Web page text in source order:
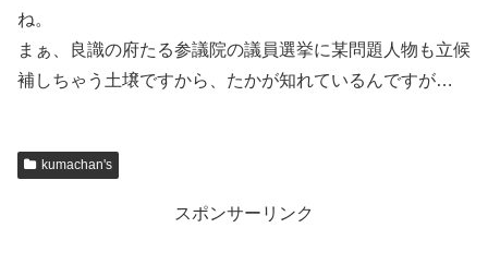
ね。
まぁ、良識の府たる参議院の議員選挙に某問題人物も立候
補しちゃう土壌ですから、たかが知れているんですが…
kumachan's
スポンサーリンク